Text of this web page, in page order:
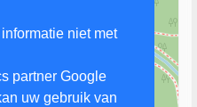
niet met
partner Google
uw gebruik van